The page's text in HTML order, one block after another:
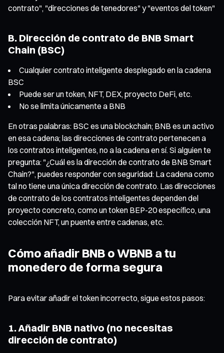
contrato", "direcciones de tenedores" y "eventos del token"
B. Dirección de contrato de BNB Smart
Chain (BSC)
Cualquier contrato inteligente desplegado en la cadena
BSC
Puede ser un token, NFT, DEX, proyecto DeFi, etc.
No se limita únicamente a BNB
En otras palabras: BSC es una blockchain; BNB es un activo
en esa cadena; las direcciones de contrato pertenecen a
los contratos inteligentes, no a la cadena en sí. Si alguien te
pregunta: "¿Cuál es la dirección de contrato de BNB Smart
Chain?", puedes responder con seguridad: La cadena como
tal no tiene una única dirección de contrato. Las direcciones
de contrato de los contratos inteligentes dependen del
proyecto concreto, como un token BEP-20 específico, una
colección NFT, un puente entre cadenas, etc.
Cómo añadir BNB o WBNB a tu
monedero de forma segura
Para evitar añadir el token incorrecto, sigue estos pasos:
1. Añadir BNB nativo (no necesitas
dirección de contrato)